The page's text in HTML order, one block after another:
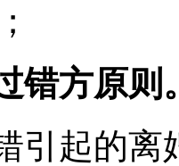
错方原则
引起的